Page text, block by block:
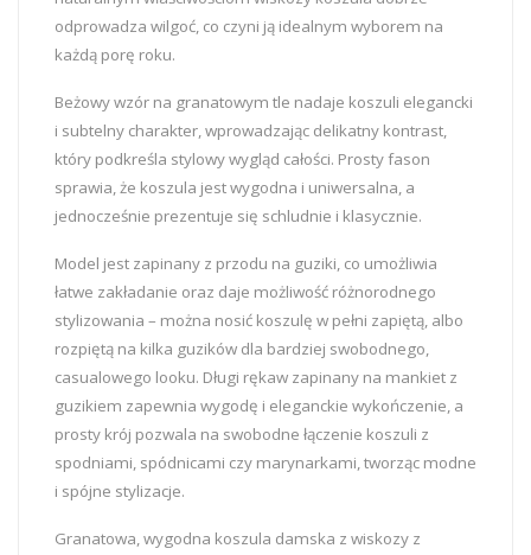
odprowadza wilgoć, co czyni ją idealnym wyborem na
każdą porę roku.
Beżowy wzór na granatowym tle nadaje koszuli elegancki
i subtelny charakter, wprowadzając delikatny kontrast,
który podkreśla stylowy wygląd całości. Prosty fason
sprawia, że koszula jest wygodna i uniwersalna, a
jednocześnie prezentuje się schludnie i klasycznie.
Model jest zapinany z przodu na guziki, co umożliwia
łatwe zakładanie oraz daje możliwość różnorodnego
stylizowania – można nosić koszulę w pełni zapiętą, albo
rozpiętą na kilka guzików dla bardziej swobodnego,
casualowego looku. Długi rękaw zapinany na mankiet z
guzikiem zapewnia wygodę i eleganckie wykończenie, a
prosty krój pozwala na swobodne łączenie koszuli z
spodniami, spódnicami czy marynarkami, tworząc modne
i spójne stylizacje.
Granatowa, wygodna koszula damska z wiskozy z